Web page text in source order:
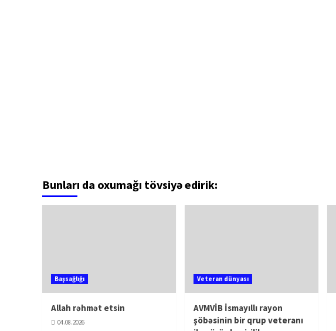
Bunları da oxumağı tövsiyə edirik:
Başsağlığı
Allah rəhmət etsin
04.08.2026
Veteran dünyası
AVMVİB İsmayıllı rayon
şöbəsinin bir qrup veteranı